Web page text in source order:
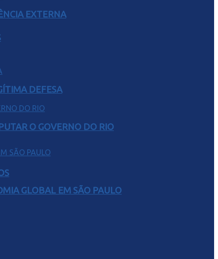
GLOBAL EM SÃO PAULO
EXTERNA
DEFESA
O GOVERNO DO RIO